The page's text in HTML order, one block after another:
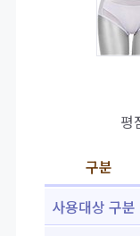
평
구분
사용대상 구분